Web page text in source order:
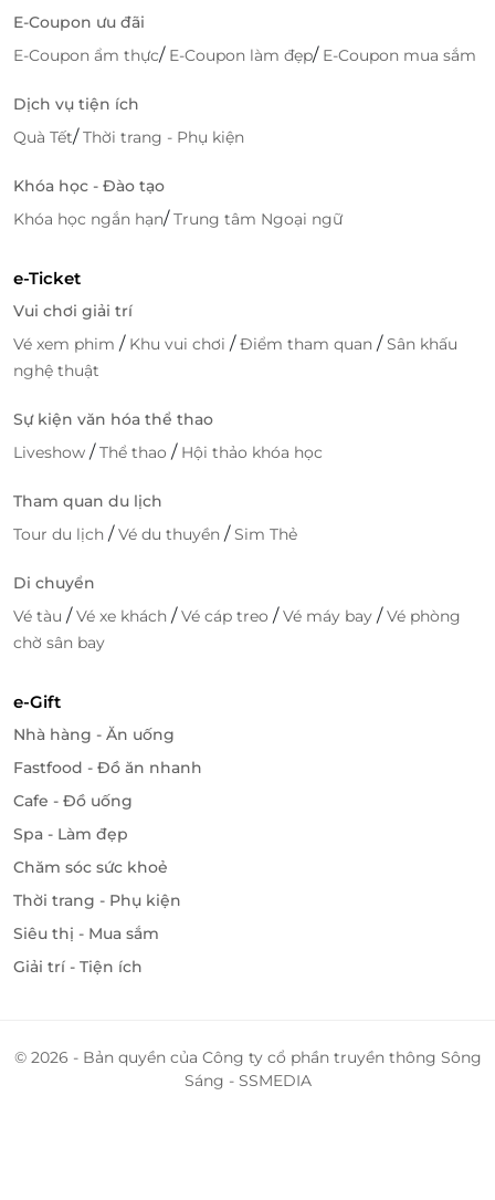
E-Coupon ưu đãi
E-Coupon ẩm thực/ E-Coupon làm đẹp/ E-Coupon mua sắm
Dịch vụ tiện ích
Quà Tết/Thời trang - Phụ kiện
Khóa học - Đào tạo
Khóa học ngắn hạn/Trung tâm Ngoại ngữ
e-Ticket
Vui chơi giải trí
Vé xem phim / Khu vui chơi /Điểm tham quan /Sân khấu
nghệ thuật
Sự kiện văn hóa thể thao
Liveshow /Thể thao / Hội thảo khóa học
Tham quan du lịch
Tour du lịch /Vé du thuyền /Sim Thẻ
Di chuyển
Vé tàu /Vé xe khách /Vé cáp treo /Vé máy bay /Vé phòng
chờ sân bay
e-Gift
Nhà hàng - Ăn uống
Fastfood - Đồ ăn nhanh
Cafe - Đồ uống
Spa - Làm đẹp
Chăm sóc sức khoẻ
Thời trang - Phụ kiện
Siêu thị - Mua sắm
Giải trí - Tiện ích
© 2026 - Bản quyền của Công ty cổ phần truyền thông Sông
Sáng - SSMEDIA